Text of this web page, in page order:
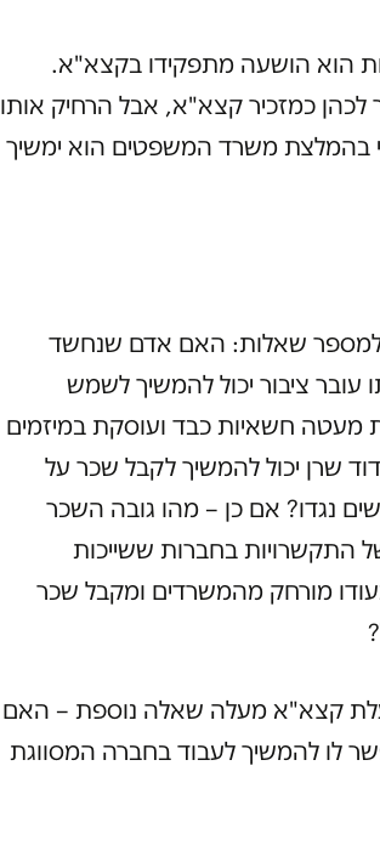
הוא הושעה מתפקידו בקצא"א.
כמזכיר קצא"א, אבל הרחיק אותו
בהמלצת משרד המשפטים הוא ימשיך
למספר שאלות: האם אדם שנחשד
עובר ציבור יכול להמשיך לשמש
חשאיות כבד ועוסקת במיזמים
שרן יכול להמשיך לקבל שכר על
נגדו? אם כן – מהו גובה השכר
התקשרויות בחברות ששייכות
מורחק מהמשרדים ומקבל שכר
קצא"א מעלה שאלה נוספת – האם
לו להמשיך לעבוד בחברה המסווגת